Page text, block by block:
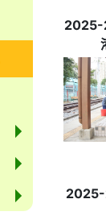
2025-
2025-